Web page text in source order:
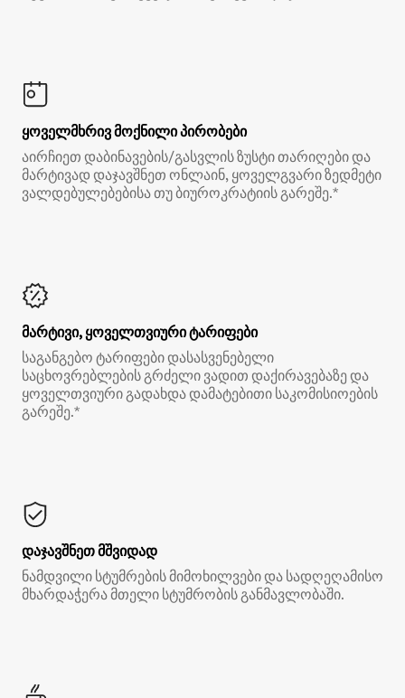
ყოველმხრივ მოქნილი პირობები
აირჩიეთ დაბინავების/გასვლის ზუსტი თარიღები და
მარტივად დაჯავშნეთ ონლაინ, ყოველგვარი ზედმეტი
ვალდებულებებისა თუ ბიუროკრატიის გარეშე.*
მარტივი, ყოველთვიური ტარიფები
საგანგებო ტარიფები დასასვენებელი
საცხოვრებლების გრძელი ვადით დაქირავებაზე და
ყოველთვიური გადახდა დამატებითი საკომისიოების
გარეშე.*
დაჯავშნეთ მშვიდად
ნამდვილი სტუმრების მიმოხილვები და სადღეღამისო
მხარდაჭერა მთელი სტუმრობის განმავლობაში.